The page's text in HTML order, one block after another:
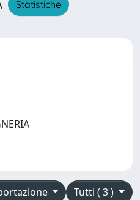
Statistiche
Tutti ( 3 )